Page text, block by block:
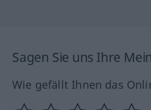
Sagen Sie uns Ihre
Wie gefällt Ihnen das